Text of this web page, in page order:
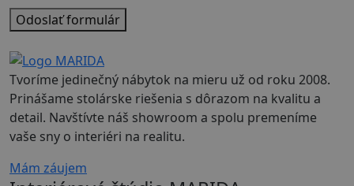
Odoslať formulár
Tvoríme jedinečný nábytok na mieru už od roku 2008.
Prinášame stolárske riešenia s dôrazom na kvalitu a
detail. Navštívte náš showroom a spolu premeníme
vaše sny o interiéri na realitu.
Mám záujem